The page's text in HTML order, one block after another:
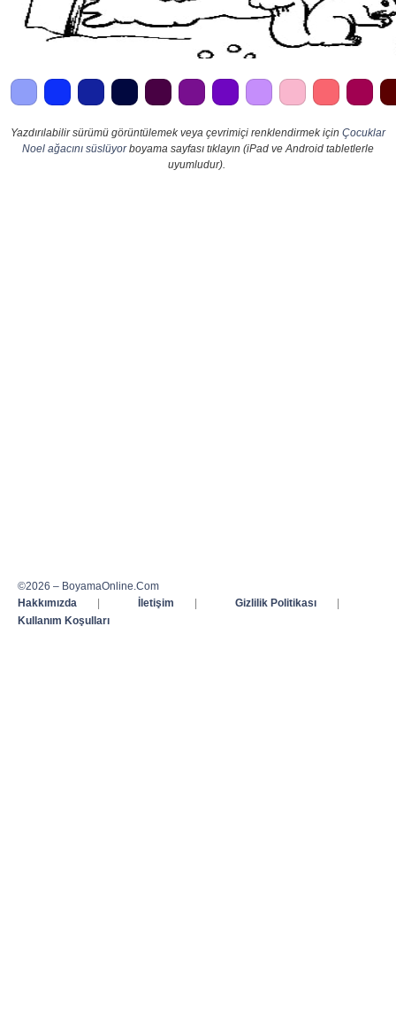
Yazdırılabilir sürümü görüntülemek veya çevrimiçi renklendirmek için Çocuklar
Noel ağacını süslüyorboyama sayfası tıklayın (iPad ve Android tabletlerle
uyumludur).
©2026 – BoyamaOnline.Com
Hakkımızda
| İletişim | Gizlilik Politikası
|
Kullanım Koşulları